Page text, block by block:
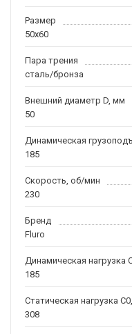
Размер
50x60
Пара трения
сталь/бронза
Внешний диаметр D, мм
50
Динамическая
185
Скорость, об/мин
230
Бренд
Fluro
Динамическая нагрузка
185
Статическая нагрузка
308